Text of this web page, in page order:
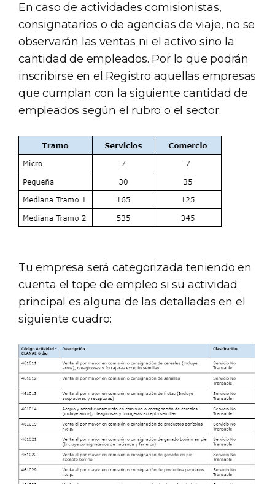
En caso de actividades comisionistas,
consignatarios o de agencias de viaje, no se
observarán las ventas ni el activo sino la
cantidad de empleados. Por lo que podrán
inscribirse en el Registro aquellas empresas
que cumplan con la siguiente cantidad de
empleados según el rubro o el sector:
Tu empresa será categorizada teniendo en
cuenta el tope de empleo si su actividad
principal es alguna de las detalladas en el
siguiente cuadro: